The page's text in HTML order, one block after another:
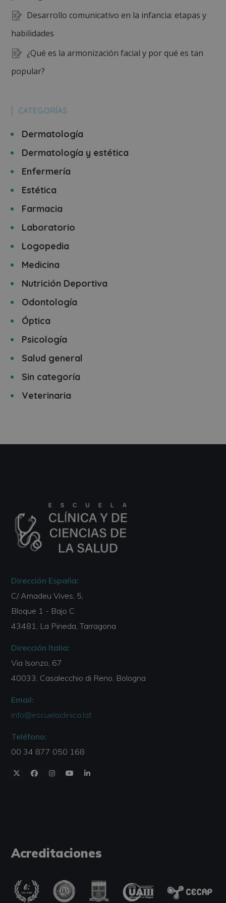
Desarrollo comunicativo en la infancia: etapas y
habilidades
¿Qué es la armonización facial y por qué es tan
popular?
CATEGORÍAS
Dermatología
Dermatología y estética
Enfermería
Estética
Farmacia
Laboratorio
Logopedia
Medicina
Nutrición Deportiva
Odontología
Óptica
Psicología
Salud general
Sin categoría
Veterinaria
Dirección España:
C/ Amadeu Vives, 5,
Bloque 1 - Bajo C
43481, La Pineda, Tarragona
Dirección Italia:
Via Isonzo, 67
40033, Casalecchio di Reno, Bologna
Email:
info@escuelaclinica.lat
Teléfono:
00 34 877 050 168
Acreditaciones